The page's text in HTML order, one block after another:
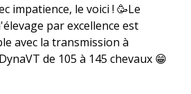
impatience, le voici ! 🥳Le
par excellence est
avec la transmission à
de 105 à 145 chevaux 😁